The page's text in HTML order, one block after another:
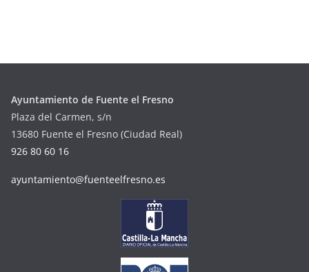
Ayuntamiento de Fuente el Fresno
Plaza del Carmen, s/n
13680 Fuente el Fresno (Ciudad Real)
926 80 60 16
ayuntamiento@fuenteelfresno.es